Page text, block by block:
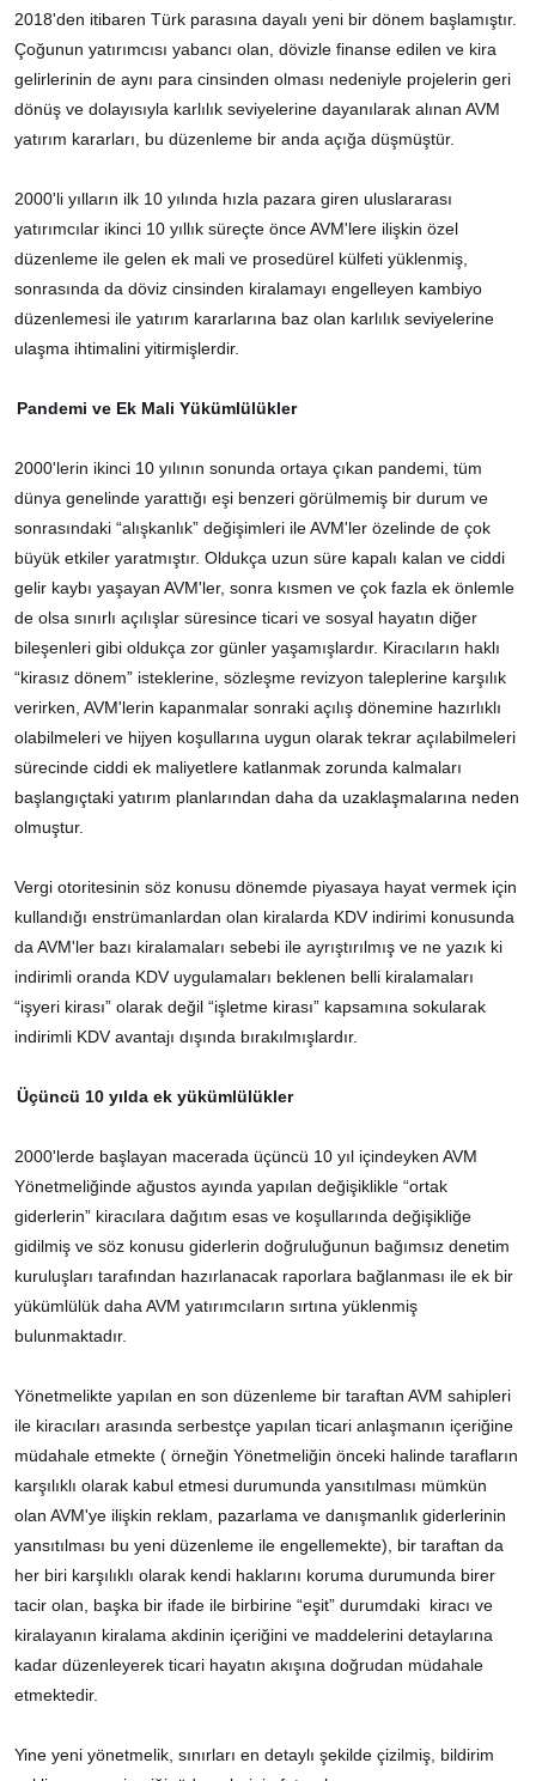
2018'den itibaren Türk parasına dayalı yeni bir dönem başlamıştır.
Çoğunun yatırımcısı yabancı olan, dövizle finanse edilen ve kira
gelirlerinin de aynı para cinsinden olması nedeniyle projelerin geri
dönüş ve dolayısıyla karlılık seviyelerine dayanılarak alınan AVM
yatırım kararları, bu düzenleme bir anda açığa düşmüştür.
2000'li yılların ilk 10 yılında hızla pazara giren uluslararası
yatırımcılar ikinci 10 yıllık süreçte önce AVM'lere ilişkin özel
düzenleme ile gelen ek mali ve prosedürel külfeti yüklenmiş,
sonrasında da döviz cinsinden kiralamayı engelleyen kambiyo
düzenlemesi ile yatırım kararlarına baz olan karlılık seviyelerine
ulaşma ihtimalini yitirmişlerdir.
Pandemi ve Ek Mali Yükümlülükler
2000'lerin ikinci 10 yılının sonunda ortaya çıkan pandemi, tüm
dünya genelinde yarattığı eşi benzeri görülmemiş bir durum ve
sonrasındaki “alışkanlık” değişimleri ile AVM'ler özelinde de çok
büyük etkiler yaratmıştır. Oldukça uzun süre kapalı kalan ve ciddi
gelir kaybı yaşayan AVM'ler, sonra kısmen ve çok fazla ek önlemle
de olsa sınırlı açılışlar süresince ticari ve sosyal hayatın diğer
bileşenleri gibi oldukça zor günler yaşamışlardır. Kiracıların haklı
“kirasız dönem” isteklerine, sözleşme revizyon taleplerine karşılık
verirken, AVM'lerin kapanmalar sonraki açılış dönemine hazırlıklı
olabilmeleri ve hijyen koşullarına uygun olarak tekrar açılabilmeleri
sürecinde ciddi ek maliyetlere katlanmak zorunda kalmaları
başlangıçtaki yatırım planlarından daha da uzaklaşmalarına neden
olmuştur.
Vergi otoritesinin söz konusu dönemde piyasaya hayat vermek için
kullandığı enstrümanlardan olan kiralarda KDV indirimi konusunda
da AVM'ler bazı kiralamaları sebebi ile ayrıştırılmış ve ne yazık ki
indirimli oranda KDV uygulamaları beklenen belli kiralamaları
“işyeri kirası” olarak değil “işletme kirası” kapsamına sokularak
indirimli KDV avantajı dışında bırakılmışlardır.
Üçüncü 10 yılda ek yükümlülükler
2000'lerde başlayan macerada üçüncü 10 yıl içindeyken AVM
Yönetmeliğinde ağustos ayında yapılan değişiklikle “ortak
giderlerin” kiracılara dağıtım esas ve koşullarında değişikliğe
gidilmiş ve söz konusu giderlerin doğruluğunun bağımsız denetim
kuruluşları tarafından hazırlanacak raporlara bağlanması ile ek bir
yükümlülük daha AVM yatırımcıların sırtına yüklenmiş
bulunmaktadır.
Yönetmelikte yapılan en son düzenleme bir taraftan AVM sahipleri
ile kiracıları arasında serbestçe yapılan ticari anlaşmanın içeriğine
müdahale etmekte ( örneğin Yönetmeliğin önceki halinde tarafların
karşılıklı olarak kabul etmesi durumunda yansıtılması mümkün
olan AVM'ye ilişkin reklam, pazarlama ve danışmanlık giderlerinin
yansıtılması bu yeni düzenleme ile engellemekte), bir taraftan da
her biri karşılıklı olarak kendi haklarını koruma durumunda birer
tacir olan, başka bir ifade ile birbirine “eşit” durumdaki kiracı ve
kiralayanın kiralama akdinin içeriğini ve maddelerini detaylarına
kadar düzenleyerek ticari hayatın akışına doğrudan müdahale
etmektedir.
Yine yeni yönetmelik, sınırları en detaylı şekilde çizilmiş, bildirim